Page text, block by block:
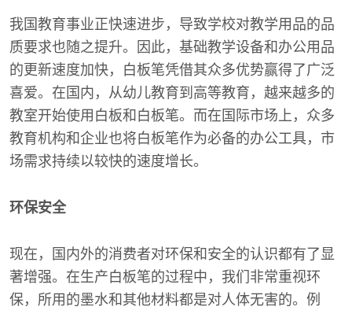
我国教育事业正快速进步，导致学校对教学用品的品
质要求也随之提升。因此，基础教学设备和办公用品
的更新速度加快，白板笔凭借其众多优势赢得了广泛
喜爱。在国内，从幼儿教育到高等教育，越来越多的
教室开始使用白板和白板笔。而在国际市场上，众多
教育机构和企业也将白板笔作为必备的办公工具，市
场需求持续以较快的速度增长。
环保安全
现在，国内外的消费者对环保和安全的认识都有了显
著增强。在生产白板笔的过程中，我们非常重视环
保，所用的墨水和其他材料都是对人体无害的。例